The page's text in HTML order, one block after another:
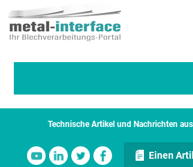
zum
Inhalt
Technische Artikel und Nachrichten
Einen